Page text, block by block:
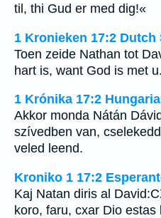
til, thi Gud er med dig!«
1 Kronieken 17:2 Dutch
Toen zeide Nathan tot
hart is, want God is met u.
1 Krónika 17:2
Akkor monda Nátán
szívedben van,
veled leend.
Kroniko 1 17:2
Kaj Natan diris al
koro, faru, cxar Dio estas